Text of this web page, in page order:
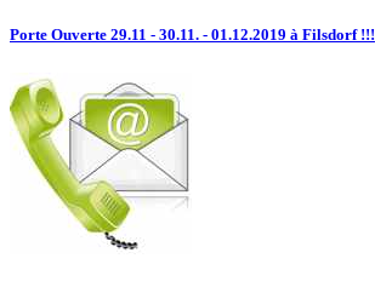
Porte Ouverte 29.11 - 30.11. - 01.12.2019 à Filsdorf !!!